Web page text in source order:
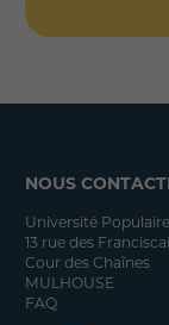
NOUS
Université
13 rue des
Cour des Chaînes
MULHOUSE
FAQ